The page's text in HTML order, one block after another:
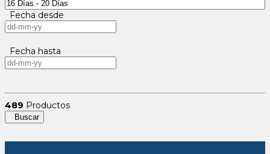
Fecha desde
Fecha hasta
489 Productos
Buscar